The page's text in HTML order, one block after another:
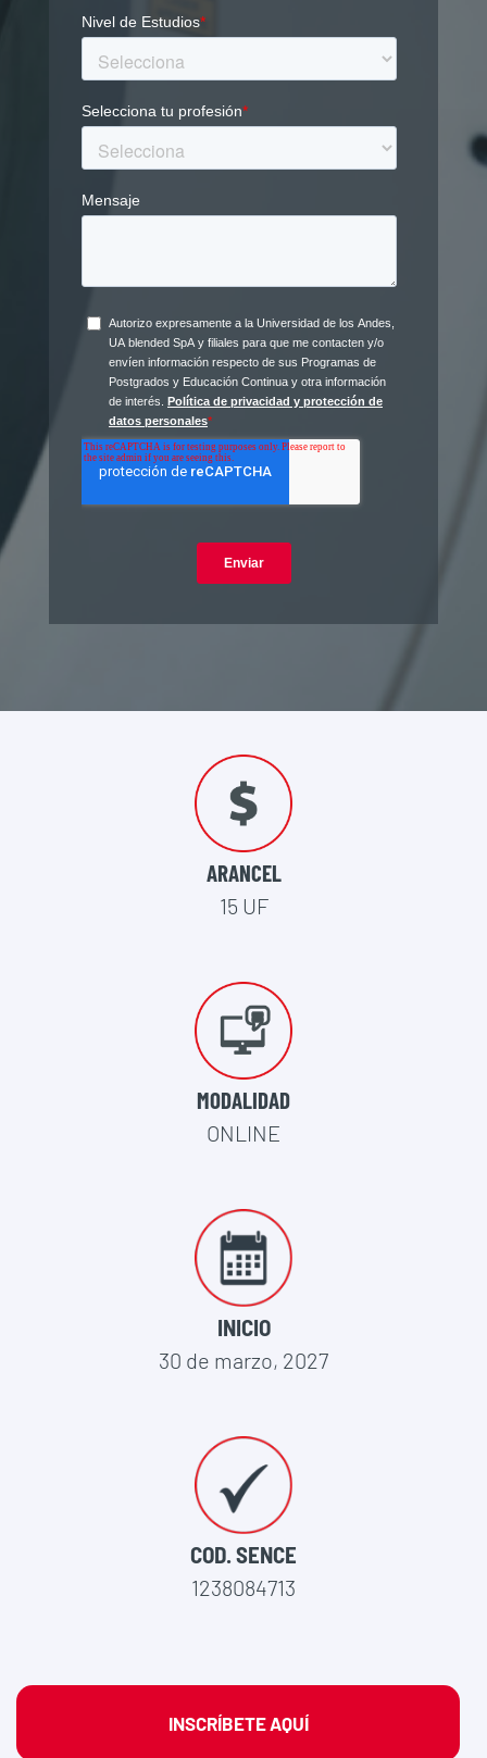
ARANCEL
15 UF
MODALIDAD
ONLINE
INICIO
30 de marzo, 2027
COD. SENCE
1238084713
INSCRÍBETE AQUÍ